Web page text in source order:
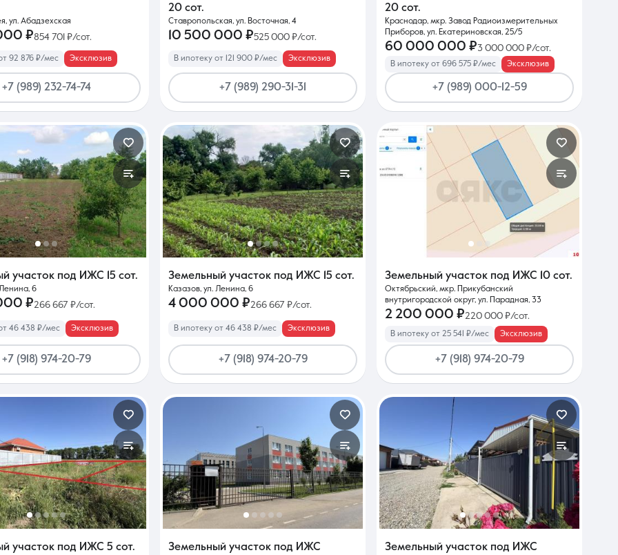
ул. Абадзехская
₽854 701 ₽/сот.
92 876 ₽/мес Эксклюзив
+7 (989) 232-74-74
20 сот.
Ставропольская, ул. Восточная, 4
10 500 000 ₽525 000 ₽/сот.
В ипотеку от 121 900 ₽/мес Эксклюзив
+7 (989) 290-31-31
20 сот.
Краснодар, мкр. Завод Радиоизмерительных
Приборов, ул. Екатериновская, 25/5
60 000 000 ₽3 000 000 ₽/сот.
В ипотеку от 696 575 ₽/мес Эксклюзив
+7 (989) 000-12-59
участок под ИЖС 15 сот.
6
₽266 667 ₽/сот.
46 438 ₽/мес Эксклюзив
+7 (918) 974-20-79
Земельный участок под ИЖС 15 сот.
Казазов, ул. Ленина, 6
4 000 000 ₽266 667 ₽/сот.
В ипотеку от 46 438 ₽/мес Эксклюзив
+7 (918) 974-20-79
Земельный участок под ИЖС 10 сот.
Октябрьский, мкр. Прикубанский
внутригородской округ, ул. Парадная, 33
2 200 000 ₽220 000 ₽/сот.
В ипотеку от 25 541 ₽/мес Эксклюзив
+7 (918) 974-20-79
участок под ИЖС 5 сот.
Земельный участок под ИЖС
Земельный участок под ИЖС